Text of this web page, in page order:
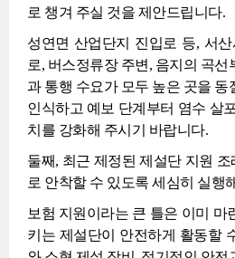
로 챙겨 주실 것을 제안드립니다.
성연면 산업단지 진입로 등, 서
로, 버스정류장 주변, 음지의 곡선
과 통행 수요가 모두 높은 곳을 동
인식하고 예보 단계부터 염수 살
치를 강화해 주시기 바랍니다.
둘째, 최근 제정된 제설단 지원
로 안착할 수 있도록 세심히 실행
보험 지원이라는 큰 틀은 이미 마
키는 제설단이 안전하게 활동할